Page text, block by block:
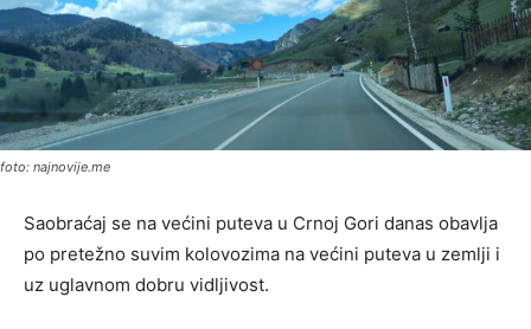
foto: najnovije.me
Saobraćaj se na većini puteva u Crnoj Gori danas obavlja
po pretežno suvim kolovozima na većini puteva u zemlji i
uz uglavnom dobru vidljivost.